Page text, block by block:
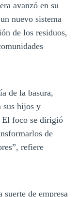
avanzó en su
nuevo sistema
de los residuos,
de la basura,
sus hijos y
El foco se dirigió
de
refiere
de empresa